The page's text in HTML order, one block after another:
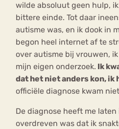
wilde absoluut geen hulp,
bittere einde. Tot daar
autisme was, en ik dook in
begon heel internet af te
over autisme bij vrouwen,
mijn eigen onderzoek. Ik
dat het niet anders kon, ik
officiële diagnose kwam
De diagnose heeft me
overdreven was dat ik